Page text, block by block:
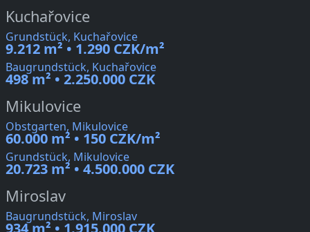
Kuchařovice
Grundstück, Kuchařovice
9.212 m² • 1.290 CZK/m²
Baugrundstück, Kuchařovice
498 m² • 2.250.000 CZK
Mikulovice
Obstgarten, Mikulovice
60.000 m² • 150 CZK/m²
Grundstück, Mikulovice
20.723 m² • 4.500.000 CZK
Miroslav
Baugrundstück, Miroslav